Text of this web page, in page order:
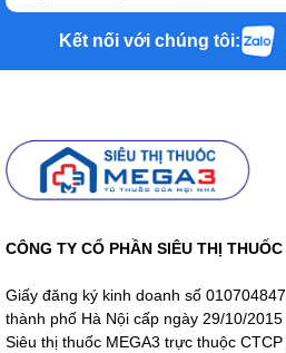
Kết nối với chúng tôi:
CÔNG TY CỔ PHẦN SIÊU THỊ
Giấy đăng ký kinh doanh số
thành phố Hà Nội cấp ngày 29/10/2015
Siêu thị thuốc MEGA3 trực thuộc